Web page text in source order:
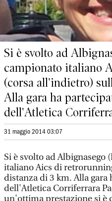
Si è svolto ad
campionato italiano
(corsa all'indietro)
Alla gara ha
dell'Atletica
31 maggio 2014 03:07
Si è svolto ad Albignasego
italiano Aics di
distanza di 3 km. Alla
dell'Atletica Corriferrara
un'ottima prestazione si è